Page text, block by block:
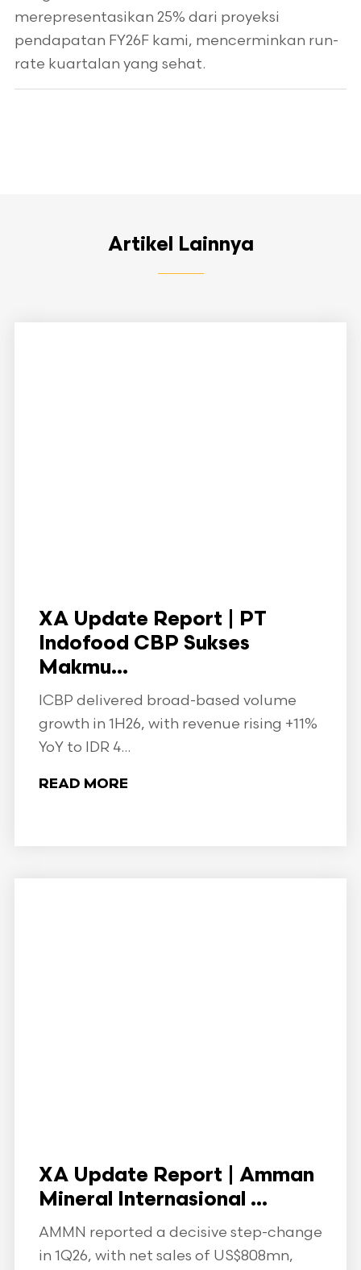
merepresentasikan 25% dari proyeksi
pendapatan FY26F kami, mencerminkan run-
rate kuartalan yang sehat.
Artikel Lainnya
XA Update Report | PT
Indofood CBP Sukses
Makmu...
ICBP delivered broad-based volume
growth in 1H26, with revenue rising +11%
YoY to IDR 4...
READ MORE
XA Update Report | Amman
Mineral Internasional ...
AMMN reported a decisive step-change
in 1Q26, with net sales of US$808mn,